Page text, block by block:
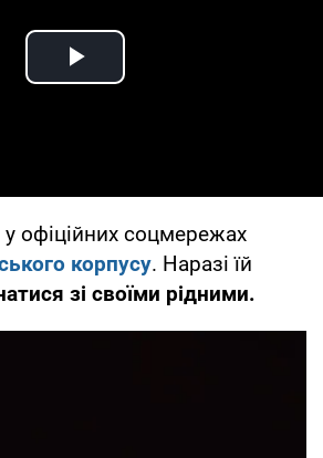
Play Video
офіційних соцмережах
корпусу. Наразі їй
зі своїми рідними.